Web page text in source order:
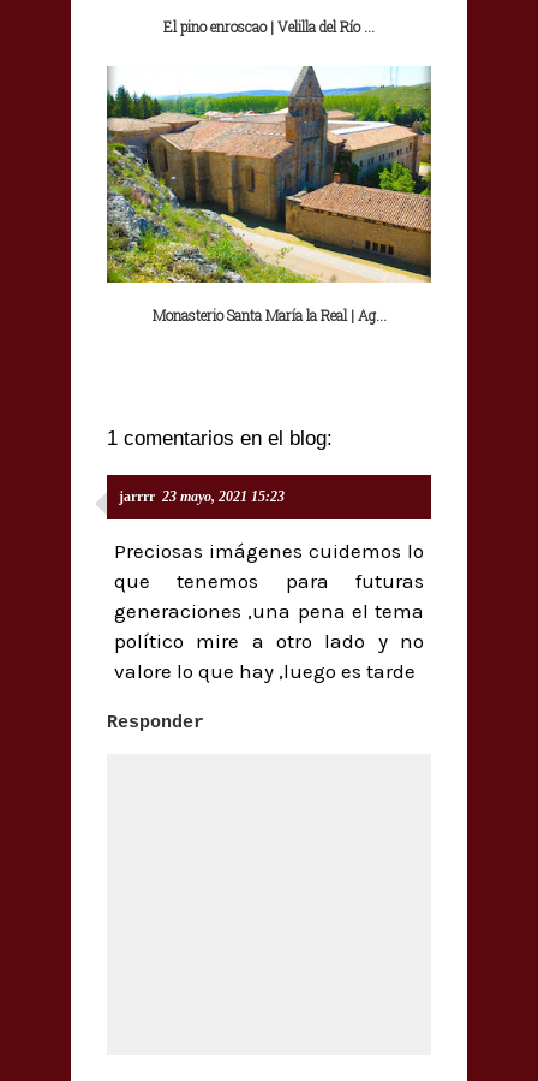
El pino enroscao | Velilla del Río ...
Monasterio Santa María la Real | Ag...
1 comentarios en el blog:
jarrrr 23 mayo, 2021 15:23
Preciosas imágenes cuidemos lo
que tenemos para futuras
generaciones ,una pena el tema
político mire a otro lado y no
valore lo que hay ,luego es tarde
Responder